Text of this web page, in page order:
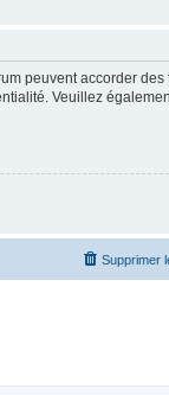
peuvent accorder
Veuillez
Supprimer